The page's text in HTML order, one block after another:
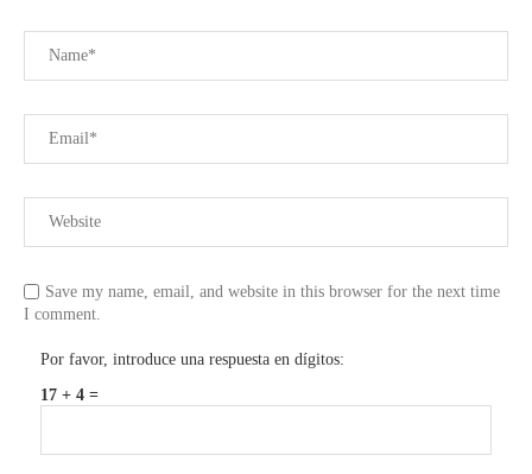
Save my name, email, and website in this browser for the next time
I comment.
Por favor, introduce una respuesta en dígitos:
17 + 4 =